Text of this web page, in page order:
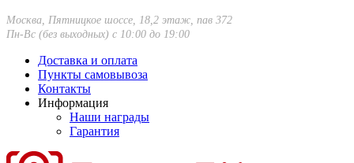
Москва, Пятницкое шоссе, 18,2 этаж, пав 372
Пн-Вс (без выходных) с 10:00 до 19:00
Доставка и оплата
Пункты самовывоза
Контакты
Информация
Наши награды
Гарантия